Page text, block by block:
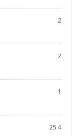
2
2
1
25.4